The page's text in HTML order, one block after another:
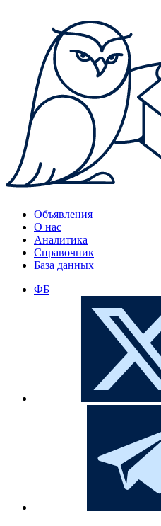
Объявления
О нас
Аналитика
Справочник
База данных
ФБ